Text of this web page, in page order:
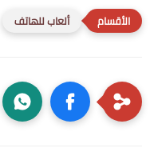
ألعاب للهاتف